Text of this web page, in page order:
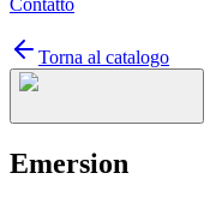
Contatto
Torna al catalogo
Emersion